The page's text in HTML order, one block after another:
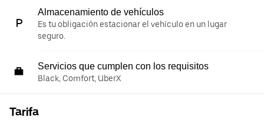
Almacenamiento de vehículos
Es tu obligación estacionar el vehículo en un lugar
seguro.
Servicios que cumplen con los requisitos
Black, Comfort, UberX
Tarifa